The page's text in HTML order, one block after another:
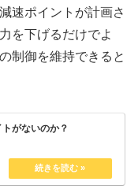
速ポイントが計画さ
を下げるだけでよ
制御を維持できると
がないのか？